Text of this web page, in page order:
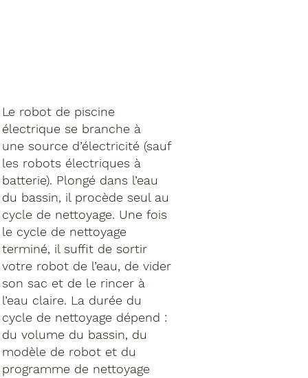
Le robot de piscine
électrique se branche à
une source d’électricité (sauf
les robots électriques à
batterie). Plongé dans l’eau
du bassin, il procède seul au
cycle de nettoyage. Une fois
le cycle de nettoyage
terminé, il suffit de sortir
votre robot de l’eau, de vider
son sac et de le rincer à
l’eau claire. La durée du
cycle de nettoyage dépend :
du volume du bassin, du
modèle de robot et du
programme de nettoyage